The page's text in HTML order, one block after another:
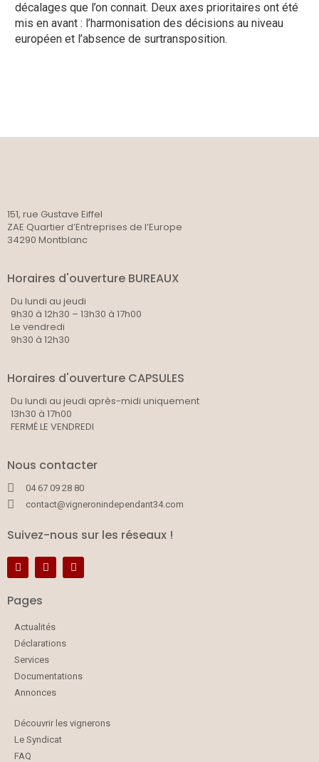
décalages que l’on connait. Deux axes prioritaires ont été
mis en avant : l’harmonisation des décisions au niveau
européen et l’absence de surtransposition.
151, rue Gustave Eiffel
ZAE Quartier d’Entreprises de l’Europe
34290 Montblanc
Horaires d'ouverture BUREAUX
Du lundi au jeudi
9h30 à 12h30 – 13h30 à 17h00
Le vendredi
9h30 à 12h30
Horaires d'ouverture CAPSULES
Du lundi au jeudi après-midi uniquement
13h30 à 17h00
FERMÉ LE VENDREDI
Nous contacter
04 67 09 28 80
contact@vigneronindependant34.com
Suivez-nous sur les réseaux !
Pages
Actualités
Déclarations
Services
Documentations
Annonces
Découvrir les vignerons
Le Syndicat
FAQ